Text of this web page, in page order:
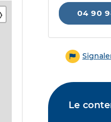
04 90
Le